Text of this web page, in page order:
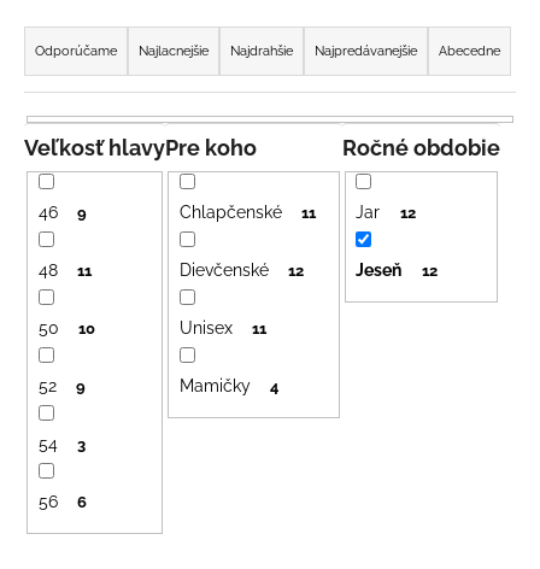
R
a
d
e
n
i
e
p
o
d
u
o
Odporúčame Najlacnejšie Najdrahšie Najpredávanejšie Abecedne
Pre koho
Chlapčenské 11
Dievčenské 12
Unisex 11
Mamičky 4
Ročné obdobie
Jar 12
Jeseň 12
Veľkosť hlavy
46 9
48 11
50 10
52 9
54 3
56 6
n
á
j
s
ť
HĽADAŤ
O
d
p